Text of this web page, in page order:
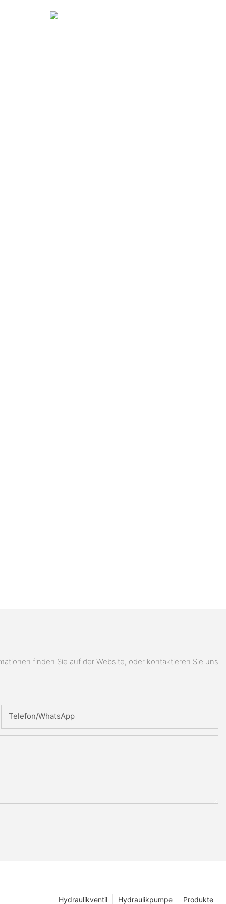
finden Sie auf der Website, oder kontaktieren Sie uns
Telefon/WhatsApp
Produkte
Hydraulikpumpe
Hydraulikventil